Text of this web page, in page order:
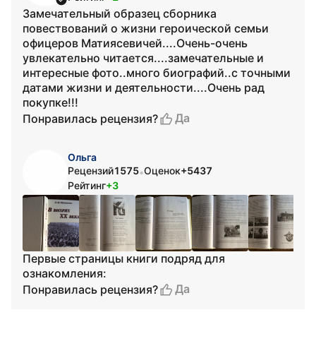
Замечательный образец сборника
повествований о жизни героической семьи
офицеров Матиясевичей....Очень-очень
увлекательно читается....замечательные и
интересные фото..много биографий..с точными
датами жизни и деятельности....Очень рад
покупке!!!
Понравилась рецензия?
Да
Ольга
Рецензий1575•Оценок+5437
Рейтинг+3
Первые страницы книги подряд для
ознакомления:
Понравилась рецензия?
Да